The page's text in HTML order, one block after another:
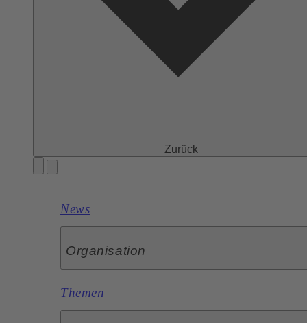
Zurück
News
Organisation
Themen